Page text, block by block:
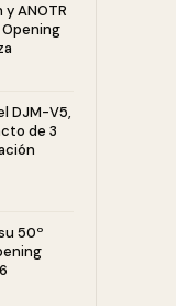
ANOTR
DJM-V5,
de 3
50º